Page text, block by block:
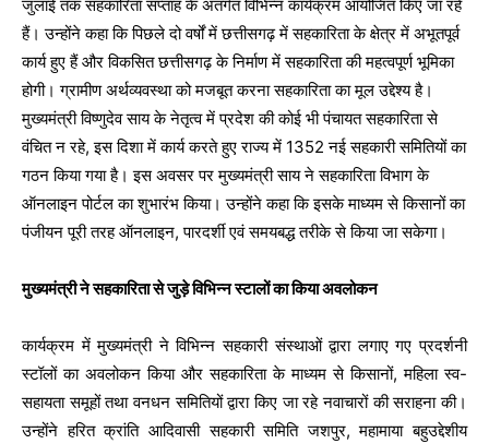
जुलाई तक सहकारिता सप्ताह के अंतर्गत विभिन्न कार्यक्रम आयोजित किए जा रहे
हैं। उन्होंने कहा कि पिछले दो वर्षों में छत्तीसगढ़ में सहकारिता के क्षेत्र में अभूतपूर्व
कार्य हुए हैं और विकसित छत्तीसगढ़ के निर्माण में सहकारिता की महत्वपूर्ण भूमिका
होगी। ग्रामीण अर्थव्यवस्था को मजबूत करना सहकारिता का मूल उद्देश्य है।
मुख्यमंत्री विष्णुदेव साय के नेतृत्व में प्रदेश की कोई भी पंचायत सहकारिता से
वंचित न रहे, इस दिशा में कार्य करते हुए राज्य में 1352 नई सहकारी समितियों का
गठन किया गया है। इस अवसर पर मुख्यमंत्री साय ने सहकारिता विभाग के
ऑनलाइन पोर्टल का शुभारंभ किया। उन्होंने कहा कि इसके माध्यम से किसानों का
पंजीयन पूरी तरह ऑनलाइन, पारदर्शी एवं समयबद्ध तरीके से किया जा सकेगा।
मुख्यमंत्री ने सहकारिता से जुड़े विभिन्न स्टालों का किया अवलोकन
कार्यक्रम में मुख्यमंत्री ने विभिन्न सहकारी संस्थाओं द्वारा लगाए गए प्रदर्शनी
स्टॉलों का अवलोकन किया और सहकारिता के माध्यम से किसानों, महिला स्व-
सहायता समूहों तथा वनधन समितियों द्वारा किए जा रहे नवाचारों की सराहना की।
उन्होंने हरित क्रांति आदिवासी सहकारी समिति जशपुर, महामाया बहुउद्देशीय